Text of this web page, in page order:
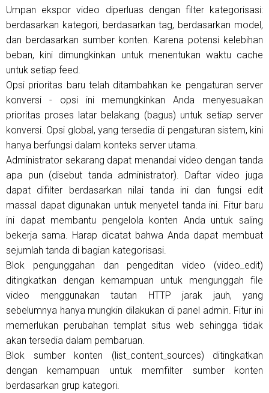
Umpan ekspor video diperluas dengan filter kategorisasi:
berdasarkan kategori, berdasarkan tag, berdasarkan model,
dan berdasarkan sumber konten. Karena potensi kelebihan
beban, kini dimungkinkan untuk menentukan waktu cache
untuk setiap feed.
Opsi prioritas baru telah ditambahkan ke pengaturan server
konversi - opsi ini memungkinkan Anda menyesuaikan
prioritas proses latar belakang (bagus) untuk setiap server
konversi. Opsi global, yang tersedia di pengaturan sistem, kini
hanya berfungsi dalam konteks server utama.
Administrator sekarang dapat menandai video dengan tanda
apa pun (disebut tanda administrator). Daftar video juga
dapat difilter berdasarkan nilai tanda ini dan fungsi edit
massal dapat digunakan untuk menyetel tanda ini. Fitur baru
ini dapat membantu pengelola konten Anda untuk saling
bekerja sama. Harap dicatat bahwa Anda dapat membuat
sejumlah tanda di bagian kategorisasi.
Blok pengunggahan dan pengeditan video (video_edit)
ditingkatkan dengan kemampuan untuk mengunggah file
video menggunakan tautan HTTP jarak jauh, yang
sebelumnya hanya mungkin dilakukan di panel admin. Fitur ini
memerlukan perubahan templat situs web sehingga tidak
akan tersedia dalam pembaruan.
Blok sumber konten (list_content_sources) ditingkatkan
dengan kemampuan untuk memfilter sumber konten
berdasarkan grup kategori.